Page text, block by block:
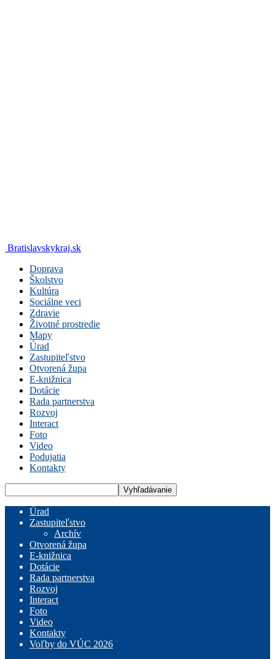
Bratislavskykraj.sk
Doprava
Školstvo
Kultúra
Sociálne veci
Zdravie
Životné prostredie
Mapy
Úrad
Zastupiteľstvo
Otvorená župa
E-knižnica
Dotácie
Rada partnerstva
Rozvoj
Interact
Foto
Video
Podujatia
Kontakty
Úrad
Zastupiteľstvo
Archív
Otvorená župa
E-knižnica
Dotácie
Rada partnerstva
Rozvoj
Interact
Foto
Video
Kontakty
Voľby do VÚC 2026